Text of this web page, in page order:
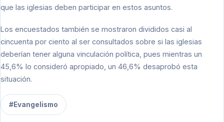
que las iglesias deben participar en estos asuntos.
Los encuestados también se mostraron divididos casi al
cincuenta por ciento al ser consultados sobre si las iglesias
deberían tener alguna vinculación política, pues mientras un
45,6% lo consideró apropiado, un 46,6% desaprobó esta
situación.
#Evangelismo